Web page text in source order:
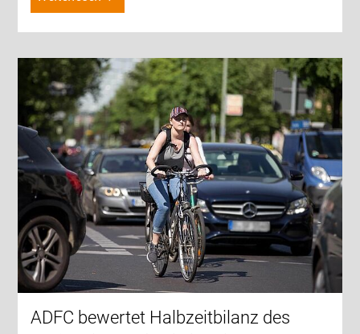
ADFC bewertet Halbzeitbilanz des